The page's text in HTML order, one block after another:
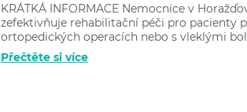
KRÁTKÁ INFORMACE Nemocnice v
zefektivňuje rehabilitační péči pro pacienty
ortopedických operacích nebo s vleklými
Přečtěte si více